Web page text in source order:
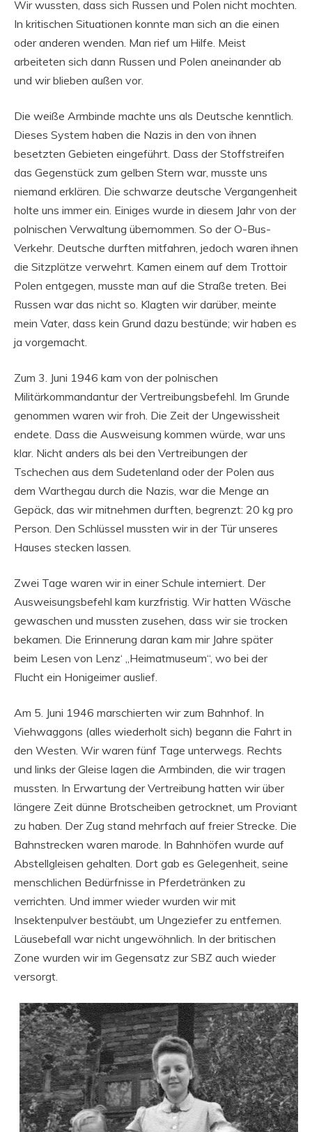
Wir wussten, dass sich Russen und Polen nicht mochten.
In kritischen Situationen konnte man sich an die einen
oder anderen wenden. Man rief um Hilfe. Meist
arbeiteten sich dann Russen und Polen aneinander ab
und wir blieben außen vor.
Die weiße Armbinde machte uns als Deutsche kenntlich.
Dieses System haben die Nazis in den von ihnen
besetzten Gebieten eingeführt. Dass der Stoffstreifen
das Gegenstück zum gelben Stern war, musste uns
niemand erklären. Die schwarze deutsche Vergangenheit
holte uns immer ein. Einiges wurde in diesem Jahr von der
polnischen Verwaltung übernommen. So der O-Bus-
Verkehr. Deutsche durften mitfahren, jedoch waren ihnen
die Sitzplätze verwehrt. Kamen einem auf dem Trottoir
Polen entgegen, musste man auf die Straße treten. Bei
Russen war das nicht so. Klagten wir darüber, meinte
mein Vater, dass kein Grund dazu bestünde; wir haben es
ja vorgemacht.
Zum 3. Juni 1946 kam von der polnischen
Militärkommandantur der Vertreibungsbefehl. Im Grunde
genommen waren wir froh. Die Zeit der Ungewissheit
endete. Dass die Ausweisung kommen würde, war uns
klar. Nicht anders als bei den Vertreibungen der
Tschechen aus dem Sudetenland oder der Polen aus
dem Warthegau durch die Nazis, war die Menge an
Gepäck, das wir mitnehmen durften, begrenzt: 20 kg pro
Person. Den Schlüssel mussten wir in der Tür unseres
Hauses stecken lassen.
Zwei Tage waren wir in einer Schule interniert. Der
Ausweisungsbefehl kam kurzfristig. Wir hatten Wäsche
gewaschen und mussten zusehen, dass wir sie trocken
bekamen. Die Erinnerung daran kam mir Jahre später
beim Lesen von Lenz‘ „Heimatmuseum“, wo bei der
Flucht ein Honigeimer auslief.
Am 5. Juni 1946 marschierten wir zum Bahnhof. In
Viehwaggons (alles wiederholt sich) begann die Fahrt in
den Westen. Wir waren fünf Tage unterwegs. Rechts
und links der Gleise lagen die Armbinden, die wir tragen
mussten. In Erwartung der Vertreibung hatten wir über
längere Zeit dünne Brotscheiben getrocknet, um Proviant
zu haben. Der Zug stand mehrfach auf freier Strecke. Die
Bahnstrecken waren marode. In Bahnhöfen wurde auf
Abstellgleisen gehalten. Dort gab es Gelegenheit, seine
menschlichen Bedürfnisse in Pferdetränken zu
verrichten. Und immer wieder wurden wir mit
Insektenpulver bestäubt, um Ungeziefer zu entfernen.
Läusebefall war nicht ungewöhnlich. In der britischen
Zone wurden wir im Gegensatz zur SBZ auch wieder
versorgt.